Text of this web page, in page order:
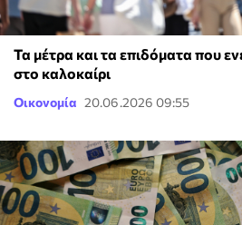
Τα μέτρα και τα επιδόματα που
στο καλοκαίρι
Οικονομία 20.06.2026 09:55